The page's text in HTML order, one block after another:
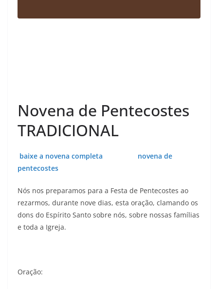
Novena de Pentecostes
TRADICIONAL
baixe a novena completa novena de
pentecostes
Nós nos preparamos para a Festa de Pentecostes ao
rezarmos, durante nove dias, esta oração, clamando os
dons do Espírito Santo sobre nós, sobre nossas famílias
e toda a Igreja.
Oração: